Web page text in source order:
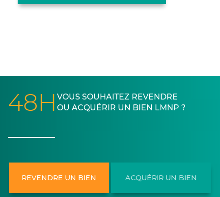
48H VOUS SOUHAITEZ REVENDRE
OU ACQUÉRIR UN BIEN LMNP ?
REVENDRE UN BIEN ACQUÉRIR UN BIEN